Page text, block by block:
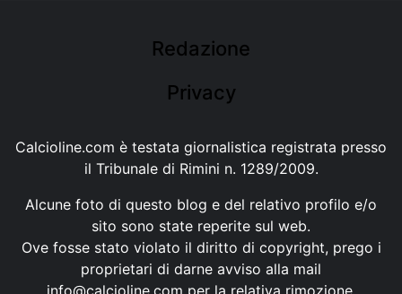
Redazione
Privacy
Calcioline.com è testata giornalistica registrata presso
il Tribunale di Rimini n. 1289/2009.
Alcune foto di questo blog e del relativo profilo e/o
sito sono state reperite sul web.
Ove fosse stato violato il diritto di copyright, prego i
proprietari di darne avviso alla mail